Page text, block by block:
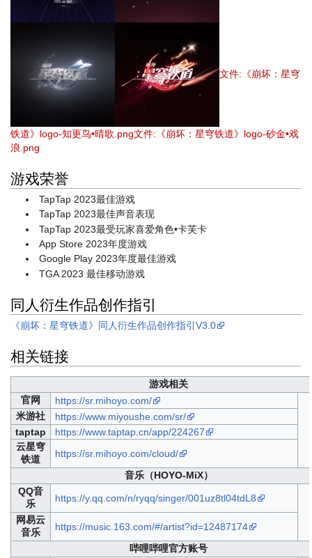
文件:《崩坏：星穹
铁道》logo-知更鸟•晴歌.png文件:《崩坏：星穹铁道》logo-砂金•戏
浪.png
游戏荣誉
TapTap 2023最佳游戏
TapTap 2023最佳声音表现
TapTap 2023最受玩家喜爱角色•卡芙卡
App Store 2023年度游戏
Google Play 2023年度最佳游戏
TGA 2023 最佳移动游戏
同人衍生作品创作指引
《崩坏：星穹铁道》同人衍生作品创作指引V3.0
相关链接
游戏相关
官网
https://sr.mihoyo.com/
米游社
https://www.miyoushe.com/sr/
taptap
https://www.taptap.cn/app/224267
云星穹
铁道
https://sr.mihoyo.com/cloud/
音乐（HOYO-MiX）
QQ音
乐
https://y.qq.com/n/ryqq/singer/001uz8tl04tdL8
网易云
音乐
https://music.163.com/#/artist?id=12487174
哔哩哔哩官方账号